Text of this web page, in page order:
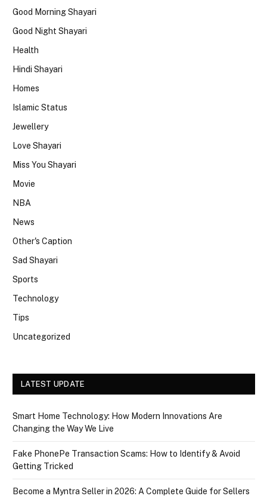
Good Morning Shayari
Good Night Shayari
Health
Hindi Shayari
Homes
Islamic Status
Jewellery
Love Shayari
Miss You Shayari
Movie
NBA
News
Other's Caption
Sad Shayari
Sports
Technology
Tips
Uncategorized
LATEST UPDATE
Smart Home Technology: How Modern Innovations Are
Changing the Way We Live
Fake PhonePe Transaction Scams: How to Identify & Avoid
Getting Tricked
Become a Myntra Seller in 2026: A Complete Guide for Sellers